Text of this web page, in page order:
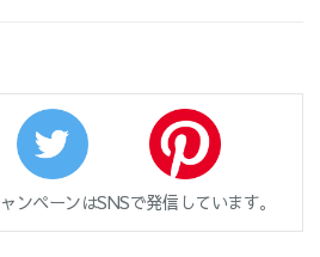
ンペーンはSNSで発信しています。